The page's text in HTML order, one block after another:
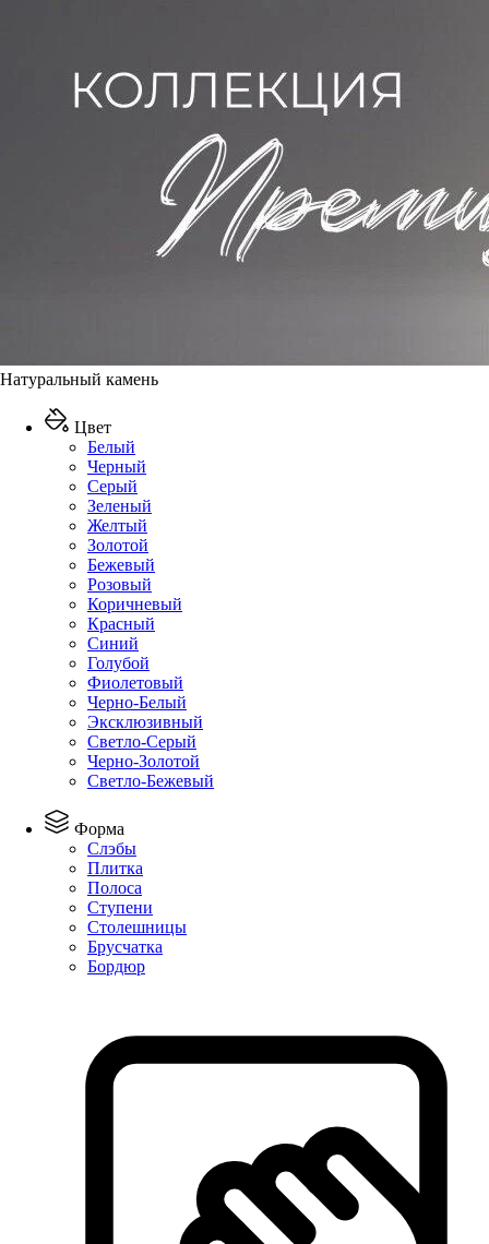
Натуральный камень
Цвет
Белый
Черный
Серый
Зеленый
Желтый
Золотой
Бежевый
Розовый
Коричневый
Красный
Синий
Голубой
Фиолетовый
Черно-Белый
Эксклюзивный
Светло-Серый
Черно-Золотой
Светло-Бежевый
Форма
Слэбы
Плитка
Полоса
Ступени
Столешницы
Брусчатка
Бордюр